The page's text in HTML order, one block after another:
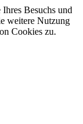
Besuchs und
weitere Nutzung
Cookies zu.